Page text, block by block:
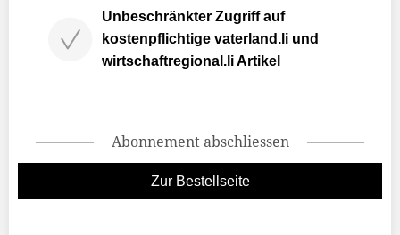
Unbeschränkter Zugriff auf
kostenpflichtige vaterland.li und
wirtschaftregional.li Artikel
Abonnement abschliessen
Zur Bestellseite